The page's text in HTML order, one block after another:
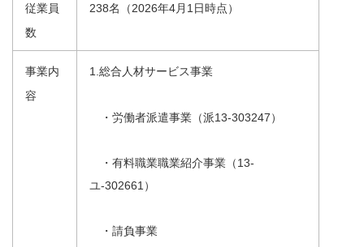
従業員
数
238名（2026年4月1日時点）
事業内
容
1.総合人材サービス事業
・労働者派遣事業（派13-303247）
・有料職業職業紹介事業（13-
ユ-302661）
・請負事業